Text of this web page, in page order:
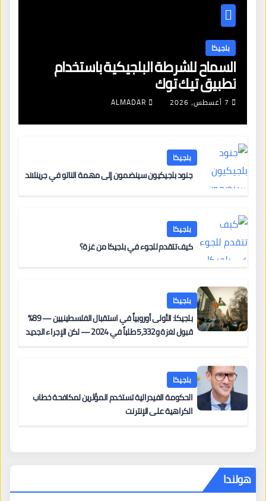
بلجيكا
السماح للشرطة البلجيكية باستخدام
تطبيق تيك توك
7 أغسطس، 2026 ALMADAR
بلجيكا
جنود بلجيكيون سينضمون إلى مهمة الناتو في جرينلاند
بلجيكا
كيف تتقدم للجوء في بلجيكا من غزة؟
بلجيكا
بلجيكا: الأولى أوروبياً في استقبال الفلسطينيين — 89%
قبول لغزة و5,332 طلباً في 2024 — لكن الإجراء الجديد
بلجيكا
الحكومة الفيدرالية تستخدم المؤثرين لمكافحة خطاب
الكراهية على الإنترنت
هولندا